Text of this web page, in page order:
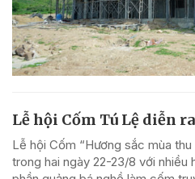
Lễ hội Cốm Tú Lệ diễn
Lễ hội Cốm “Hương sắc mùa
trong hai ngày 22-23/8 với nhiều